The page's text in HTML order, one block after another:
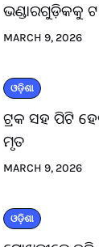
ଭଣ୍ଡାରଗୁଡ଼ିକକୁ
MARCH 9, 2026
ଓଡ଼ିଶା
ଟ୍ରକ ସହ ପିଟି
ମୃତ
MARCH 9, 2026
ଓଡ଼ିଶା